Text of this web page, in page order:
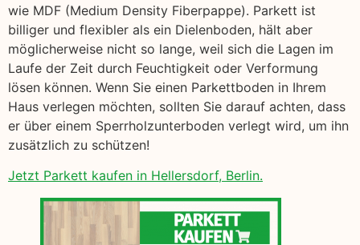
wie MDF (Medium Density Fiberpappe). Parkett ist
billiger und flexibler als ein Dielenboden, hält aber
möglicherweise nicht so lange, weil sich die Lagen im
Laufe der Zeit durch Feuchtigkeit oder Verformung
lösen können. Wenn Sie einen Parkettboden in Ihrem
Haus verlegen möchten, sollten Sie darauf achten, dass
er über einem Sperrholzunterboden verlegt wird, um ihn
zusätzlich zu schützen!
Jetzt Parkett kaufen in Hellersdorf, Berlin.